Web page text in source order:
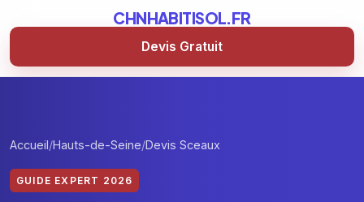
CHNHABITISOL.FR
Devis Gratuit
Accueil Hauts-de-Seine Devis Sceaux
GUIDE EXPERT 2026